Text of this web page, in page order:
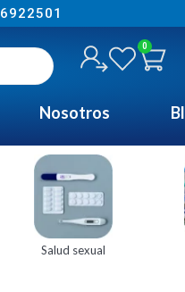
0
Nosotros
Salud sexual